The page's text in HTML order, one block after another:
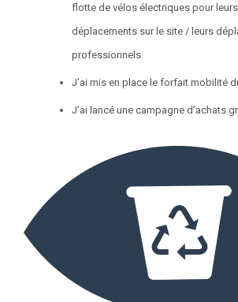
flotte de vélos électriques pour leurs
déplacements sur le site / leurs
professionnels
J’ai mis en place le forfait mobilité
J’ai lancé une campagne d’achats